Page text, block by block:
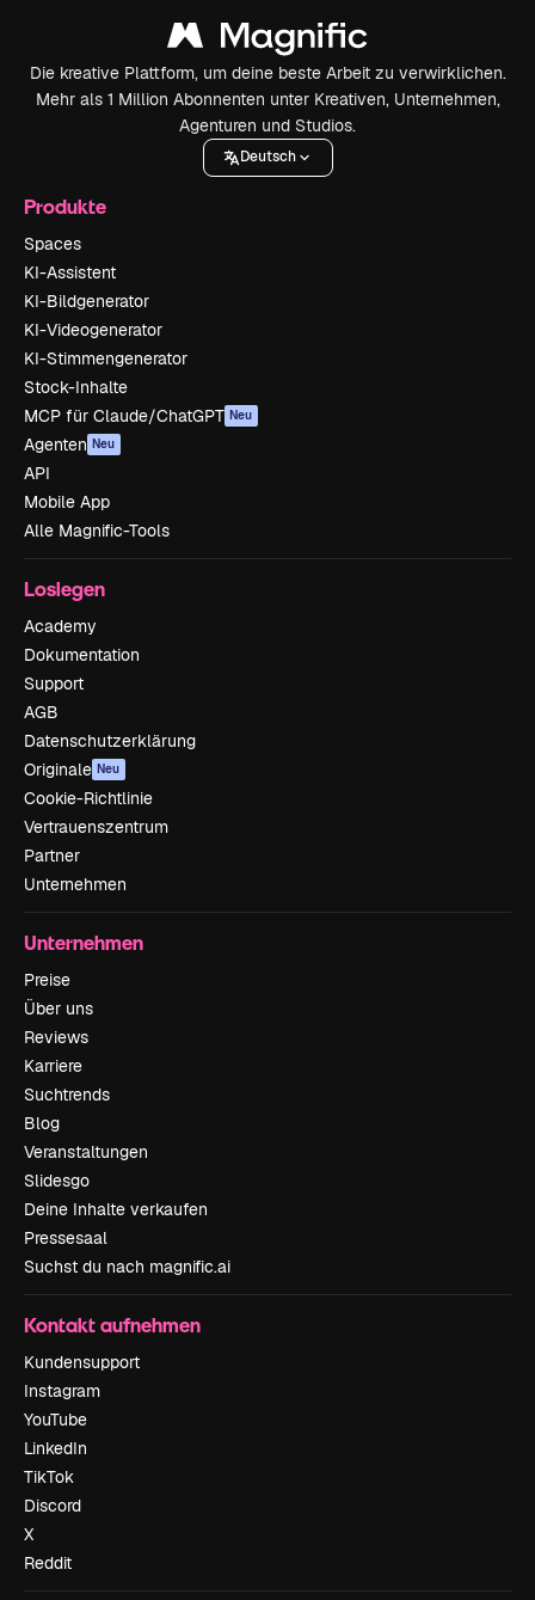
Die kreative Plattform, um deine beste Arbeit zu verwirklichen.
Mehr als 1 Million Abonnenten unter Kreativen, Unternehmen,
Agenturen und Studios.
Deutsch
Produkte
Spaces
KI-Assistent
KI-Bildgenerator
KI-Videogenerator
KI-Stimmengenerator
Stock-Inhalte
MCP für Claude/ChatGPT Neu
Agenten Neu
API
Mobile App
Alle Magnific-Tools
Loslegen
Academy
Dokumentation
Support
AGB
Datenschutzerklärung
Originale Neu
Cookie-Richtlinie
Vertrauenszentrum
Partner
Unternehmen
Unternehmen
Preise
Über uns
Reviews
Karriere
Suchtrends
Blog
Veranstaltungen
Slidesgo
Deine Inhalte verkaufen
Pressesaal
Suchst du nach magnific.ai
Kontakt aufnehmen
Kundensupport
Instagram
YouTube
LinkedIn
TikTok
Discord
X
Reddit